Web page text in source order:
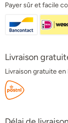
Payer sûr et facile
Livraison
Livraison gratuite